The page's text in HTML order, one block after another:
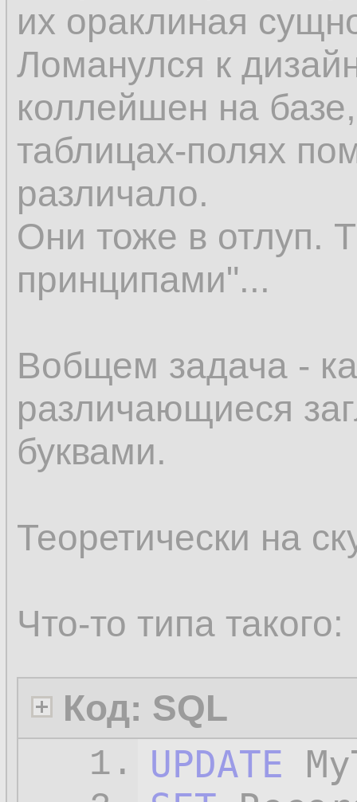
их ораклиная
Ломанулся к
коллейшен на
таблицах-полях
различало.
Они тоже в отлуп.
принципами"...
Вобщем задача -
различающиеся
буквами.
Теоретически на
Что-то типа такого:
Код: SQL
1.
UPDATE